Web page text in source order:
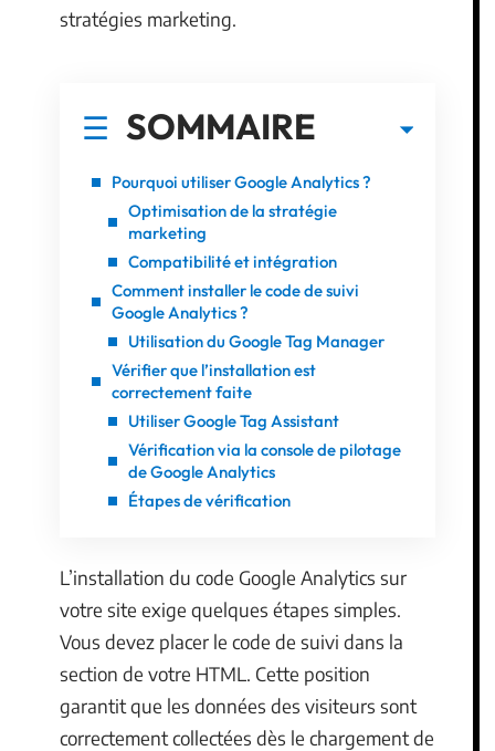
stratégies marketing.
SOMMAIRE
Pourquoi utiliser Google Analytics ?
Optimisation de la stratégie
marketing
Compatibilité et intégration
Comment installer le code de suivi
Google Analytics ?
Utilisation du Google Tag Manager
Vérifier que l’installation est
correctement faite
Utiliser Google Tag Assistant
Vérification via la console de pilotage
de Google Analytics
Étapes de vérification
L’installation du code Google Analytics sur
votre site exige quelques étapes simples.
Vous devez placer le code de suivi dans la
section de votre HTML. Cette position
garantit que les données des visiteurs sont
correctement collectées dès le chargement de